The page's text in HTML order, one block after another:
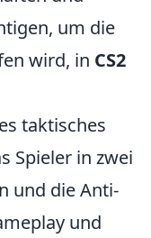
um die
wird, in CS2
taktisches
Spieler in zwei
und die Anti-
und